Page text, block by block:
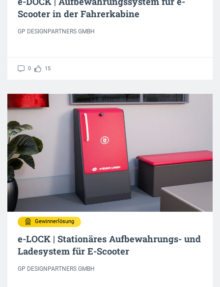
Scooter in der Fahrerkabine
GP DESIGNPARTNERS GMBH
0 15
Gewinnerlösung
e-LOCK | Stationäres Aufbewahrungs- und
Ladesystem für E-Scooter
GP DESIGNPARTNERS GMBH